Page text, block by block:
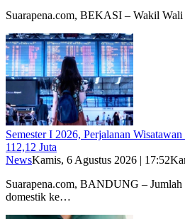
Suarapena.com, BEKASI – Wakil
Semester I 2026, Perjalanan
112,12 Juta
NewsKamis, 6 Agustus 2026 | 17:52
Suarapena.com, BANDUNG – Jumlah
domestik ke…